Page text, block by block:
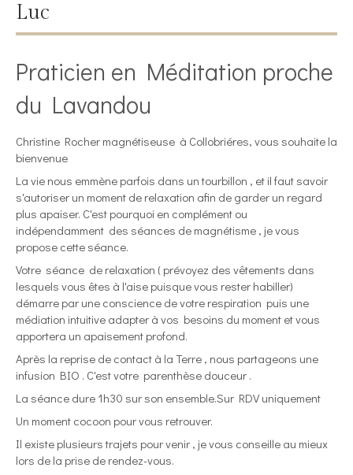
Luc
Praticien en Méditation proche
du Lavandou
Christine Rocher magnétiseuse à Collobriéres, vous souhaite la
bienvenue
La vie nous emmène parfois dans un tourbillon , et il faut savoir
s'autoriser un moment de relaxation afin de garder un regard
plus apaiser. C'est pourquoi en complément ou
indépendamment des séances de magnétisme , je vous
propose cette séance.
Votre séance de relaxation ( prévoyez des vêtements dans
lesquels vous êtes à l'aise puisque vous rester habiller)
démarre par une conscience de votre respiration puis une
médiation intuitive adapter à vos besoins du moment et vous
apportera un apaisement profond.
Après la reprise de contact à la Terre , nous partageons une
infusion BIO . C'est votre parenthèse douceur .
La séance dure 1h30 sur son ensemble.Sur RDV uniquement
Un moment cocoon pour vous retrouver.
Il existe plusieurs trajets pour venir , je vous conseille au mieux
lors de la prise de rendez-vous.